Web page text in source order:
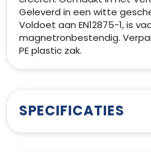
Geleverd in een witte
Voldoet aan EN12875-1, is
magnetronbestendig.
PE plastic zak.
SPECIFICATIES